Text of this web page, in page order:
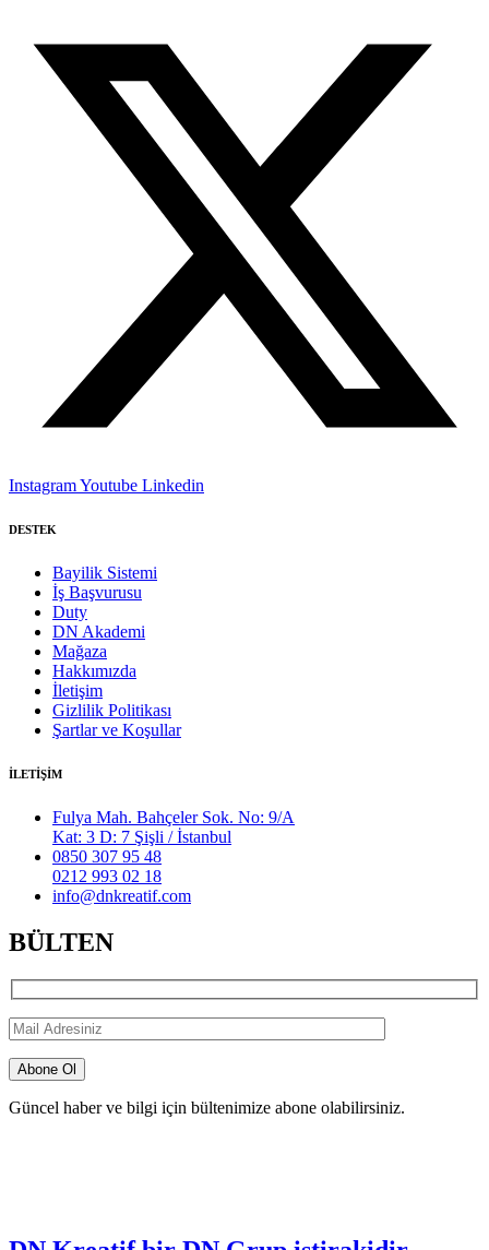
InstagramYoutube Linkedin
DESTEK
Bayilik Sistemi
İş Başvurusu
Duty
DN Akademi
Mağaza
Hakkımızda
İletişim
Gizlilik Politikası
Şartlar ve Koşullar
İLETİŞİM
Fulya Mah. Bahçeler Sok. No: 9/A
Kat: 3 D: 7 Şişli / İstanbul
0850 307 95 48
0212 993 02 18
info@dnkreatif.com
BÜLTEN
Güncel haber ve bilgi için bültenimize abone olabilirsiniz.